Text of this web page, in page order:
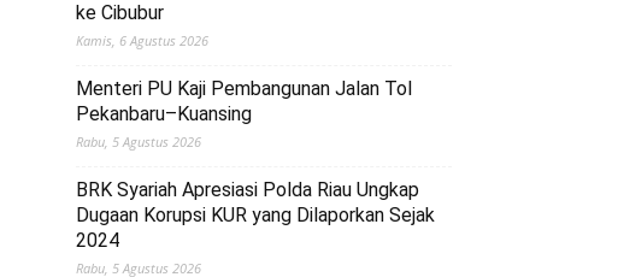
ke Cibubur
Kamis, 6 Agustus 2026
Menteri PU Kaji Pembangunan Jalan Tol
Pekanbaru–Kuansing
Rabu, 5 Agustus 2026
BRK Syariah Apresiasi Polda Riau Ungkap
Dugaan Korupsi KUR yang Dilaporkan Sejak
2024
Rabu, 5 Agustus 2026